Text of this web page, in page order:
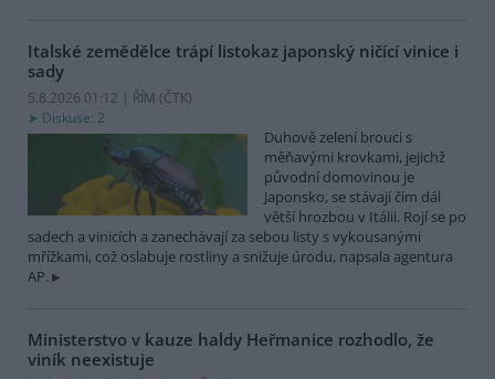
Italské zemědělce trápí listokaz japonský ničící vinice i
sady
5.8.2026 01:12 | ŘÍM (ČTK)
Diskuse: 2
Duhově zelení brouci s
měňavými krovkami, jejichž
původní domovinou je
Japonsko, se stávají čím dál
větší hrozbou v Itálii. Rojí se po
sadech a vinicích a zanechávají za sebou listy s vykousanými
mřížkami, což oslabuje rostliny a snižuje úrodu, napsala agentura
AP.
Ministerstvo v kauze haldy Heřmanice rozhodlo, že
viník neexistuje